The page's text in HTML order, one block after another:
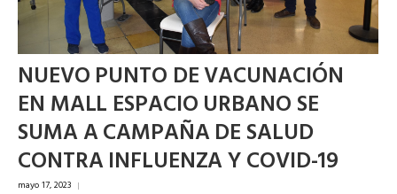
NUEVO PUNTO DE VACUNACIÓN
EN MALL ESPACIO URBANO SE
SUMA A CAMPAÑA DE SALUD
CONTRA INFLUENZA Y COVID-19
mayo 17, 2023 |